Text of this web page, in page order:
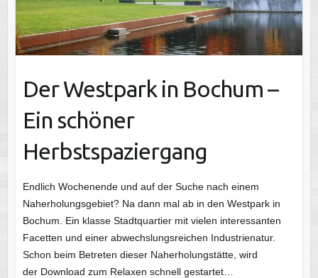
Der Westpark in Bochum –
Ein schöner
Herbstspaziergang
Endlich Wochenende und auf der Suche nach einem
Naherholungsgebiet? Na dann mal ab in den Westpark in
Bochum. Ein klasse Stadtquartier mit vielen interessanten
Facetten und einer abwechslungsreichen Industrienatur.
Schon beim Betreten dieser Naherholungstätte, wird
der Download zum Relaxen schnell gestartet…